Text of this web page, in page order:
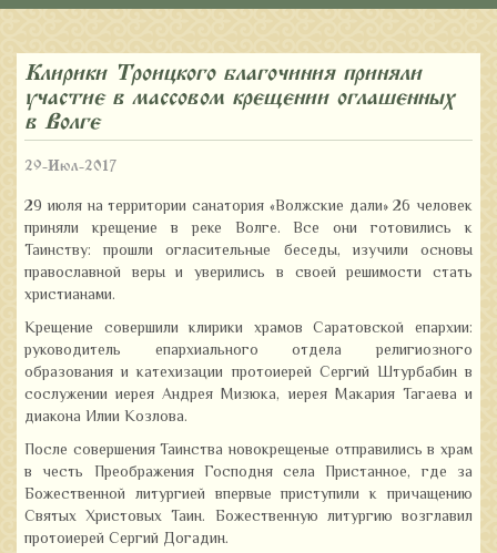
Клирики Троицкого благочиния приняли
участие в массовом крещении оглашенных
в Волге
29-Июл-2017
29 июля на территории санатория «Волжские дали» 26 человек
приняли крещение в реке Волге. Все они готовились к
Таинству: прошли огласительные беседы, изучили основы
православной веры и уверились в своей решимости стать
христианами.
Крещение совершили клирики храмов Саратовской епархии:
руководитель епархиального отдела религиозного
образования и катехизации протоиерей Сергий Штурбабин в
сослужении иерея Андрея Мизюка, иерея Макария Тагаева и
диакона Илии Козлова.
После совершения Таинства новокрещеные отправились в храм
в честь Преображения Господня села Пристанное, где за
Божественной литургией впервые приступили к причащению
Святых Христовых Таин. Божественную литургию возглавил
протоиерей Сергий Догадин.